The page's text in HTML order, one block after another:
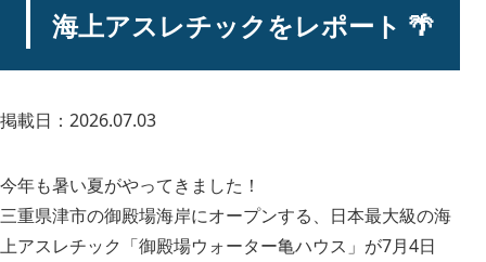
海上アスレチックをレポート 🌴
掲載日：2026.07.03
今年も暑い夏がやってきました！
三重県津市の御殿場海岸にオープンする、日本最大級の海
上アスレチック「御殿場ウォーター亀ハウス」が7月4日